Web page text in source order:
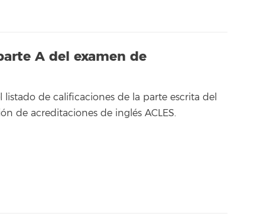
A del examen de
listado de calificaciones de la parte escrita del
de acreditaciones de inglés ACLES.